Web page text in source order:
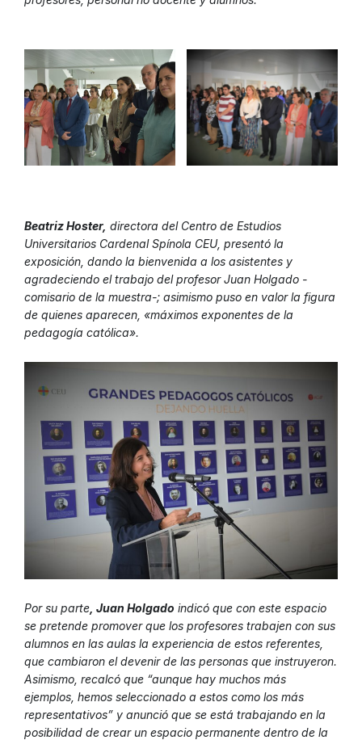
Beatriz Hoster, directora del Centro de Estudios
Universitarios Cardenal Spínola CEU, presentó la
exposición, dando la bienvenida a los asistentes y
agradeciendo el trabajo del profesor Juan Holgado -
comisario de la muestra-; asimismo puso en valor la figura
de quienes aparecen, «máximos exponentes de la
pedagogía católica».
Por su parte , Juan Holgado indicó que con este espacio
se pretende promover que los profesores trabajen con sus
alumnos en las aulas la experiencia de estos referentes,
que cambiaron el devenir de las personas que instruyeron.
Asimismo, recalcó que “aunque hay muchos más
ejemplos, hemos seleccionado a estos como los más
representativos” y anunció que se está trabajando en la
posibilidad de crear un espacio permanente dentro de la